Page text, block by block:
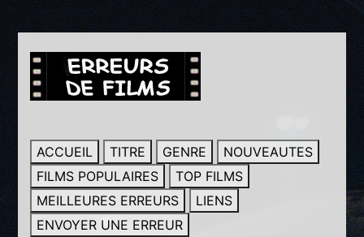
ACCUEIL TITRE GENRE
NOUVEAUTES
FILMS POPULAIRES
TOP FILMS
MEILLEURES ERREURS
LIENS
ENVOYER UNE ERREUR